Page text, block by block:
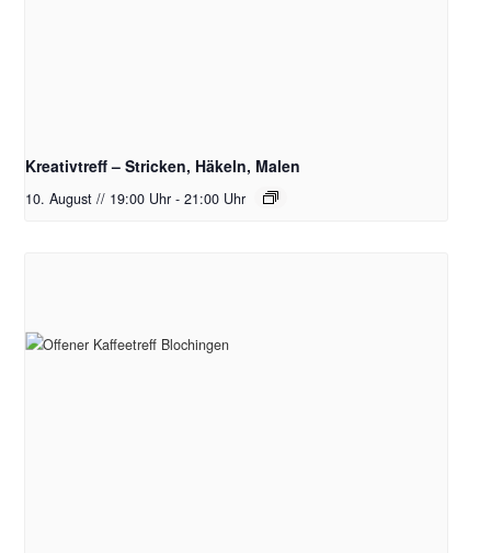
Kreativtreff – Stricken, Häkeln, Malen
10. August // 19:00 Uhr - 21:00 Uhr